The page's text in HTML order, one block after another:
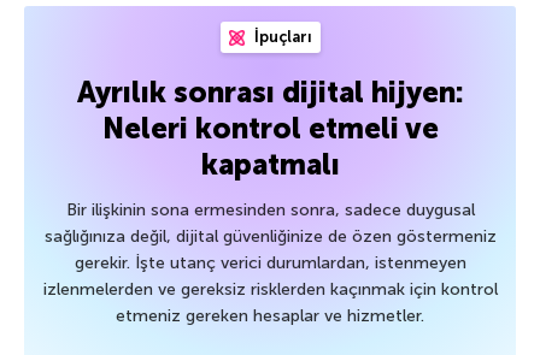
İpuçları
Ayrılık sonrası dijital hijyen:
Neleri kontrol etmeli ve
kapatmalı
Bir ilişkinin sona ermesinden sonra, sadece duygusal
sağlığınıza değil, dijital güvenliğinize de özen göstermeniz
gerekir. İşte utanç verici durumlardan, istenmeyen
izlenmelerden ve gereksiz risklerden kaçınmak için kontrol
etmeniz gereken hesaplar ve hizmetler.